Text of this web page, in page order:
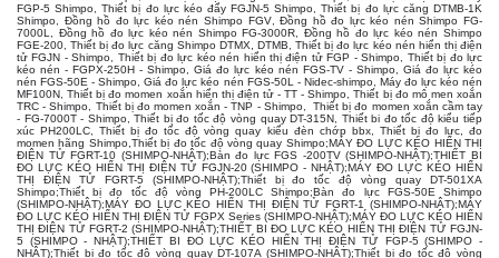
FGP-5 Shimpo ,Thiết bị đo lực kéo đẩy FGJN-5 Shimpo ,Thiết bị đo lực căng DTMB-1K
Shimpo
Đồng hồ đo lực kéo nén Shimpo FGV,Đồng hồ đo lực kéo nén Shimpo FG-
7000L
Đồng hồ đo lực kéo nén Shimpo FG-3000R
Đồng hồ đo lực kéo nén Shimpo
FGE-200 ,Thiết bị đo lực căng Shimpo DTMX, DTMB ,Thiết bị đo lực kéo nén hiển thị điện
tử FGJN - Shimpo
Thiết bị đo lực kéo nén hiển thị điện tử FGP - Shimpo
Thiết bị đo lực
kéo nén - FGPX-250H - Shimpo ,Giá đo lực kéo nén FGS-TV - Shimpo, Giá đo lực kéo
nén FGS-50E - Shimpo ,Giá đo lực kéo nén FGS-50L - Nidec-shimpo, Máy đo lực kéo nén
MF100N ,Thiết bị đo momen xoắn hiển thị điện tử - TT - Shimpo ,Thiết bị đo mô men xoắn
TRC - Shimpo
Thiết bị đo momen xoắn - TNP - Shimpo,Thiết bị đo momen xoắn cầm tay
- FG-7000T - Shimpo,Thiết bị đo tốc độ vòng quay DT-315N
Thiết bi đo tốc độ kiểu tiếp
xúc PH200LC ,Thiết bị đo tốc độ vòng quay kiểu đèn chớp bbx, Thiết bị đo lực, đo
momen hãng Shimpo, Thiết bị đo tốc độ vòng quay Shimpo;MÁY ĐO LỰC KÉO HIỂN THỊ
ĐIỆN TỬ FGRT-10 (SHIMPO-NHẬT);Bàn đo lực FGS -200TV (SHIMPO-NHẬT);THIẾT BI
ĐO LỰC KÉO HIỂN THỊ ĐIỆN TỬ FGJN-20 (SHIMPO - NHẬT);MÁY ĐO LỰC KÉO HIỂN
THỊ ĐIỆN TỬ FGRT-5 (SHIMPO-NHẬT);Thiết bị đo tốc độ vòng quay DT-501XA
Shimpo;Thiết bị đo tốc độ vòng PH-200LC Shimpo;Bàn đo lực FGS-50E Shimpo
(SHIMPO-NHẬT);MÁY ĐO LỰC KÉO HIỂN THỊ ĐIỆN TỬ FGRT-1 (SHIMPO-NHẬT);MÁY
ĐO LỰC KÉO HIỂN THỊ ĐIỆN TỬ FGPX Series (SHIMPO-NHẬT);MÁY ĐO LỰC KÉO HIỂN
THỊ ĐIỆN TỬ FGRT-2 (SHIMPO-NHẬT);THIẾT BI ĐO LỰC KÉO HIỂN THỊ ĐIỆN TỬ FGJN-
5 (SHIMPO - NHẬT);THIẾT BI ĐO LỰC KÉO HIỂN THỊ ĐIỆN TỬ FGP-5 (SHIMPO -
NHẬT);Thiết bị đo tốc độ vòng quay DT-107A (SHIMPO-NHẬT);Thiết bị đo tốc độ vòng